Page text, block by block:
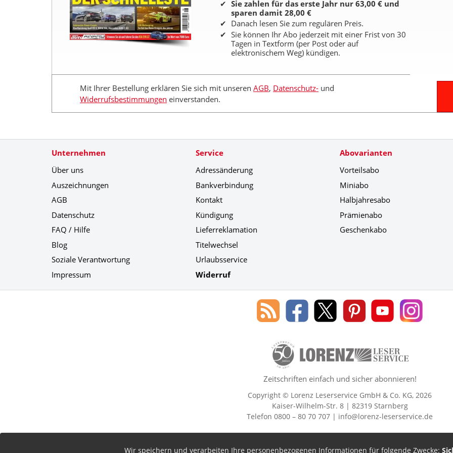
Sie zahlen für das erste Jahr nur 63,00 € und
sparen damit 28,00 €
Danach lesen Sie zum regulären Preis.
Sie können Ihr Abo jederzeit mit einer Frist von 30
Tagen in Textform (per Post oder auf
elektronischem Weg) kündigen.
Mit Ihrer Bestellung erklären Sie sich mit unseren AGB, Datenschutz- und
Widerrufsbestimmungen einverstanden.
Unternehmen
Über uns
Auszeichnungen
AGB
Datenschutz
FAQ / Hilfe
Blog
Soziale Verantwortung
Impressum
Service
Adressänderung
Bankverbindung
Kontakt
Kündigung
Lieferreklamation
Titelwechsel
Urlaubsservice
Widerruf
Abovarianten
Vorteilsabo
Miniabo
Halbjahresabo
Prämienabo
Geschenkabo
Blog
des
Lorenz
Leserservice
Lorenz
Leserservice
Lorenz
Leserservice
Lorenz
Leserservice
Lorenz
50 Lesefreude im Abo Jahre
Zeitschriften einfach und sicher abonnieren!
Copyright © Lorenz Leserservice GmbH & Co. KG, 2026
Kaiser-Wilhelm-Str. 8 | 82319 Starnberg
Telefon 0800 – 80 70 707 | info@lorenz-leserservice.de
Wir speichern und verarbeiten Ihre personenbezogenen Informationen für folgende Zwecke: